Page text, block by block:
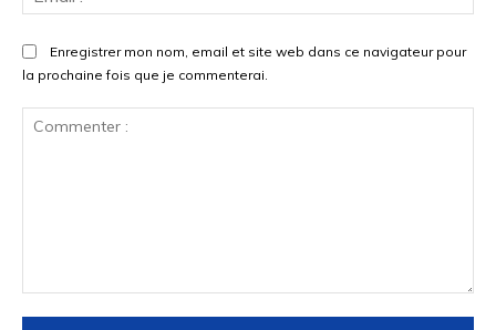
:*
Enregistrer mon nom, email et site web dans ce navigateur pour
la prochaine fois que je commenterai.